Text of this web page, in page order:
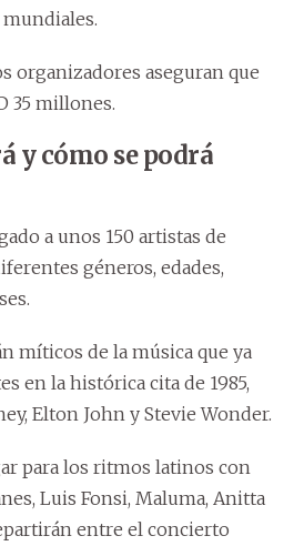
organizadores aseguran que
35 millones.
y cómo se podrá
a unos 150 artistas de
géneros, edades,
míticos de la música que ya
en la histórica cita de 1985,
Elton John y Stevie Wonder.
para los ritmos latinos con
Luis Fonsi, Maluma, Anitta
entre el concierto